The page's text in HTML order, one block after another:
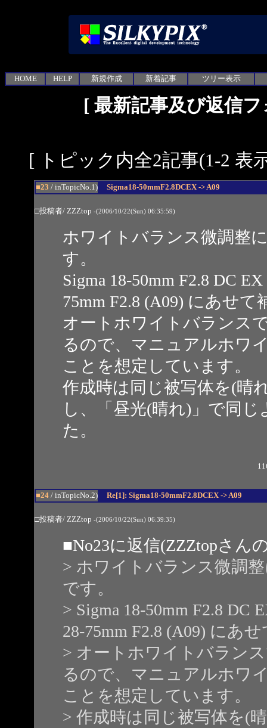
HOME HELP 新規作成 新着記事 ツリー表示
[ 最新記事及び返信
[ トピック内全2記事(1-2
■23 / inTopicNo.1) Sigma18-50mmF2.8DCEX -> A09
□投稿者/ ZZZtop -(2006/10/22(Sun) 06:35:59)
ホワイトバランス微調整
す。
Sigma 18-50mm F2.8 DC
75mm F2.8 (A09) にあせて
オートホワイトバランス
るので、マニュアルホワ
ことを想定しています。
作成時は同じ被写体を(晴
し、「昼光(晴れ)」で同
た。
■24/ inTopicNo.2) Re[1]: Sigma18-50mmF2.8DCEX -> A09
□投稿者/ ZZZtop -(2006/10/22(Sun) 06:39:35)
■No23に返信(ZZZtopさん
> ホワイトバランス微調
です。
> Sigma 18-50mm F2.8 DC
28-75mm F2.8 (A09) にあ
> オートホワイトバラン
るので、マニュアルホワ
ことを想定しています。
> 作成時は同じ被写体を(